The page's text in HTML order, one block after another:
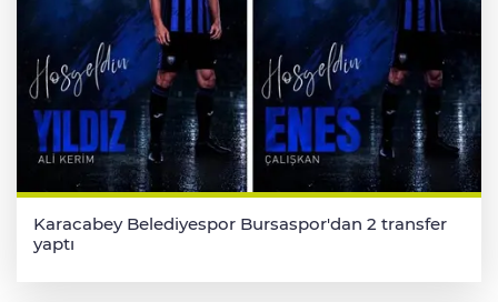
Karacabey Belediyespor Bursaspor'dan 2 transfer
yaptı